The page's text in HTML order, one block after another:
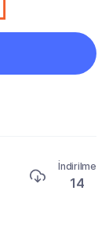
İndirilme
14